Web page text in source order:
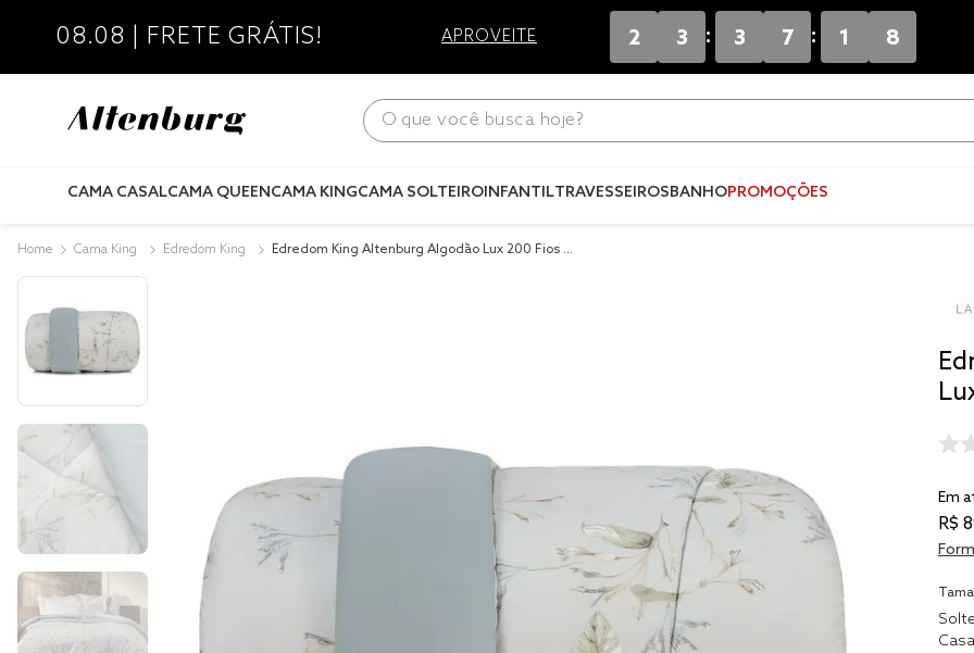
08.08 | FRETE GRÁTIS! APROVEITE 2 3 : 3 7 : 1 7
O que você busca hoje?
CAMA CASALCAMA QUEENCAMA KINGCAMA SOLTEIROINFANTILTRAVESSEIROSBANHOPROMOÇÕES
Cama King Edredom King
Edredom King Altenburg Algodão Lux 200 Fios Á
Em
R$
tencel
cobre
casal